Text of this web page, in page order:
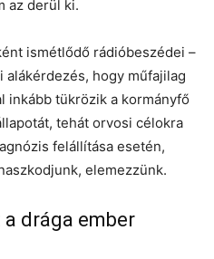
az derül ki.
ismétlődő rádióbeszédei –
alákérdezés, hogy műfajilag
inkább tükrözik a kormányfő
tehát orvosi célokra
felállítása esetén,
elemezzünk.
drága ember